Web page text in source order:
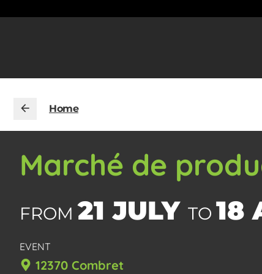
Home
Marché de
FROM 21 JULY TO 18
EVENT
12370 Combret